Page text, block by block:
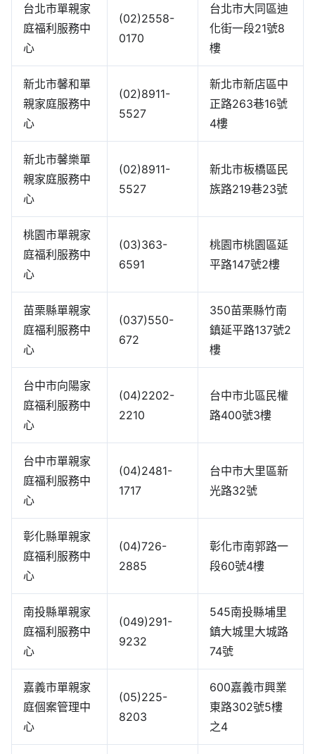
台北市單親家
庭福利服務中
心
(02)2558-
0170
台北市大同區迪
化街一段21號8
樓
新北市馨和單
親家庭服務中
心
(02)8911-
5527
新北市新店區中
正路263巷16號
4樓
新北市馨樂單
親家庭服務中
心
(02)8911-
5527
新北市板橋區民
族路219巷23號
桃園市單親家
庭福利服務中
心
(03)363-
6591
桃園市桃園區延
平路147號2樓
苗栗縣單親家
庭福利服務中
心
(037)550-
672
350苗栗縣竹南
鎮延平路137號2
樓
台中市向陽家
庭福利服務中
心
(04)2202-
2210
台中市北區民權
路400號3樓
台中市單親家
庭福利服務中
心
(04)2481-
1717
台中市大里區新
光路32號
彰化縣單親家
庭福利服務中
心
(04)726-
2885
彰化市南郭路一
段60號4樓
南投縣單親家
庭福利服務中
心
(049)291-
9232
545南投縣埔里
鎮大城里大城路
74號
嘉義市單親家
庭個案管理中
心
(05)225-
8203
600嘉義市興業
東路302號5樓
之4